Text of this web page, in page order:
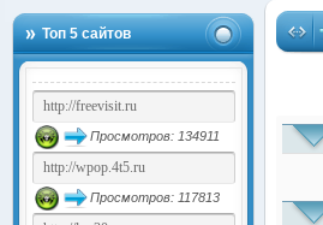
Топ 5 сайтов
Просмотров: 134911
Просмотров: 117813
Твоя Популярность и